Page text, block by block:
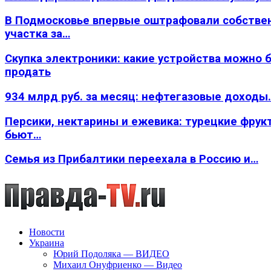
В Подмосковье впервые оштрафовали
участка за…
Скупка электроники: какие устройства можно
продать
934 млрд руб. за месяц: нефтегазовые
Персики, нектарины и ежевика: турецкие
бьют…
Семья из Прибалтики переехала в Россию и…
Новости
Украина
Юрий Подоляка — ВИДЕО
Михаил Онуфриенко — Видео